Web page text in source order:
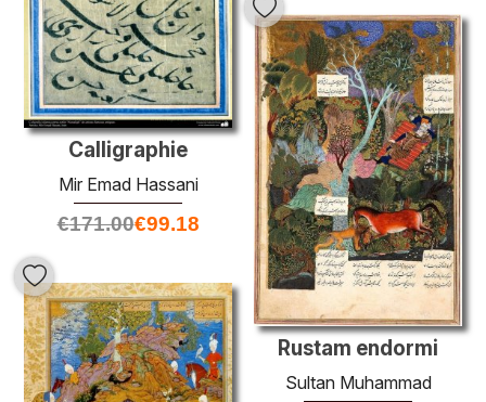
Calligraphie
Mir Emad Hassani
€171.00€99.18
Rustam endormi
Sultan Muhammad